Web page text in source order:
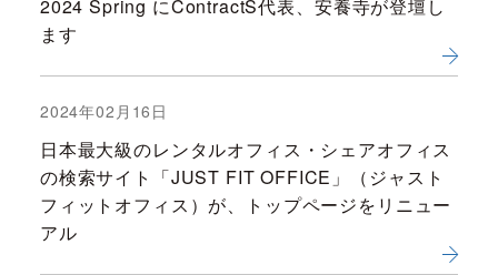
2024 Spring にContractS代表、安養寺が登壇し
ます
2024年02月16日
日本最大級のレンタルオフィス・シェアオフィス
の検索サイト「JUST FIT OFFICE」（ジャスト
フィットオフィス）が、トップページをリニュー
アル